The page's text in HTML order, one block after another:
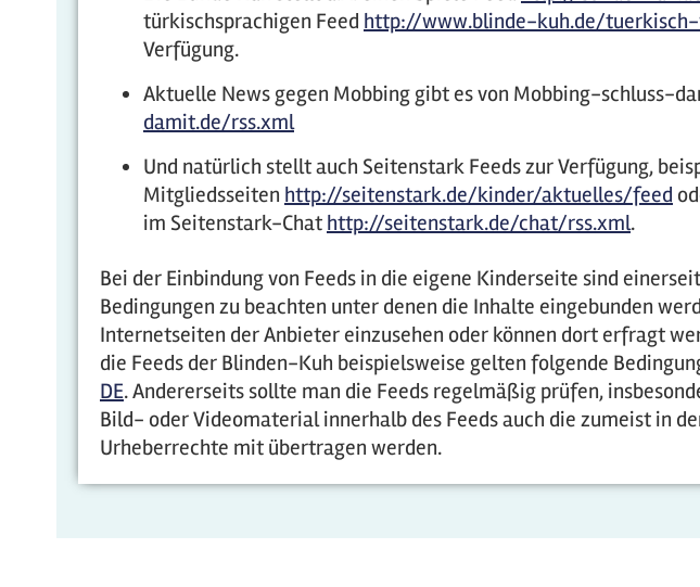
türkischsprachigen Feed http://www.blinde-kuh.de/
Verfügung.
Aktuelle News gegen Mobbing gibt es von Mobbing-schluss-
damit.de/rss.xml
Und natürlich stellt auch Seitenstark Feeds zur Verfügung,
Mitgliedsseiten http://seitenstark.de/kinder/aktuelles/feed
im Seitenstark-Chat http://seitenstark.de/chat/rss.xml.
Bei der Einbindung von Feeds in die eigene Kinderseite sind
Bedingungen zu beachten unter denen die Inhalte eingebunden
Internetseiten der Anbieter einzusehen oder können dort erfragt
die Feeds der Blinden-Kuh beispielsweise gelten folgende
DE. Andererseits sollte man die Feeds regelmäßig prüfen,
Bild- oder Videomaterial innerhalb des Feeds auch die zumeist in
Urheberrechte mit übertragen werden.